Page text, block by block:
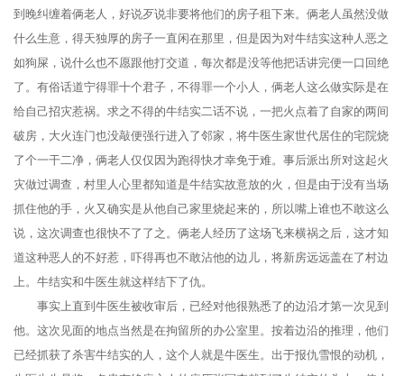
到晚纠缠着俩老人，好说歹说非要将他们的房子租下来。俩老人虽然没做
什么生意，得天独厚的房子一直闲在那里，但是因为对牛结实这种人恶之
如狗屎，说什么也不愿跟他打交道，每次都是没等他把话讲完便一口回绝
了。有俗话道宁得罪十个君子，不得罪一个小人，俩老人这么做实际是在
给自己招灾惹祸。求之不得的牛结实二话不说，一把火点着了自家的两间
破房，大火连门也没敲便强行进入了邻家，将牛医生家世代居住的宅院烧
了个一干二净，俩老人仅仅因为跑得快才幸免于难。事后派出所对这起火
灾做过调查，村里人心里都知道是牛结实故意放的火，但是由于没有当场
抓住他的手，火又确实是从他自己家里烧起来的，所以嘴上谁也不敢这么
说，这次调查也很快不了了之。俩老人经历了这场飞来横祸之后，这才知
道这种恶人的不好惹，吓得再也不敢沾他的边儿，将新房远远盖在了村边
上。牛结实和牛医生就这样结下了仇。
事实上直到牛医生被收审后，已经对他很熟悉了的边沿才第一次见到
他。这次见面的地点当然是在拘留所的办公室里。按着边沿的推理，他们
已经抓获了杀害牛结实的人，这个人就是牛医生。出于报仇雪恨的动机，